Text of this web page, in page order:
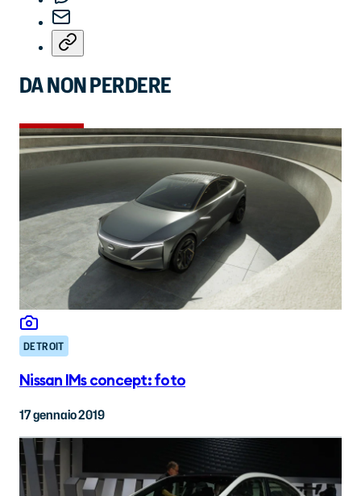
DA NON PERDERE
DETROIT
Nissan IMs concept: foto
17 gennaio 2019